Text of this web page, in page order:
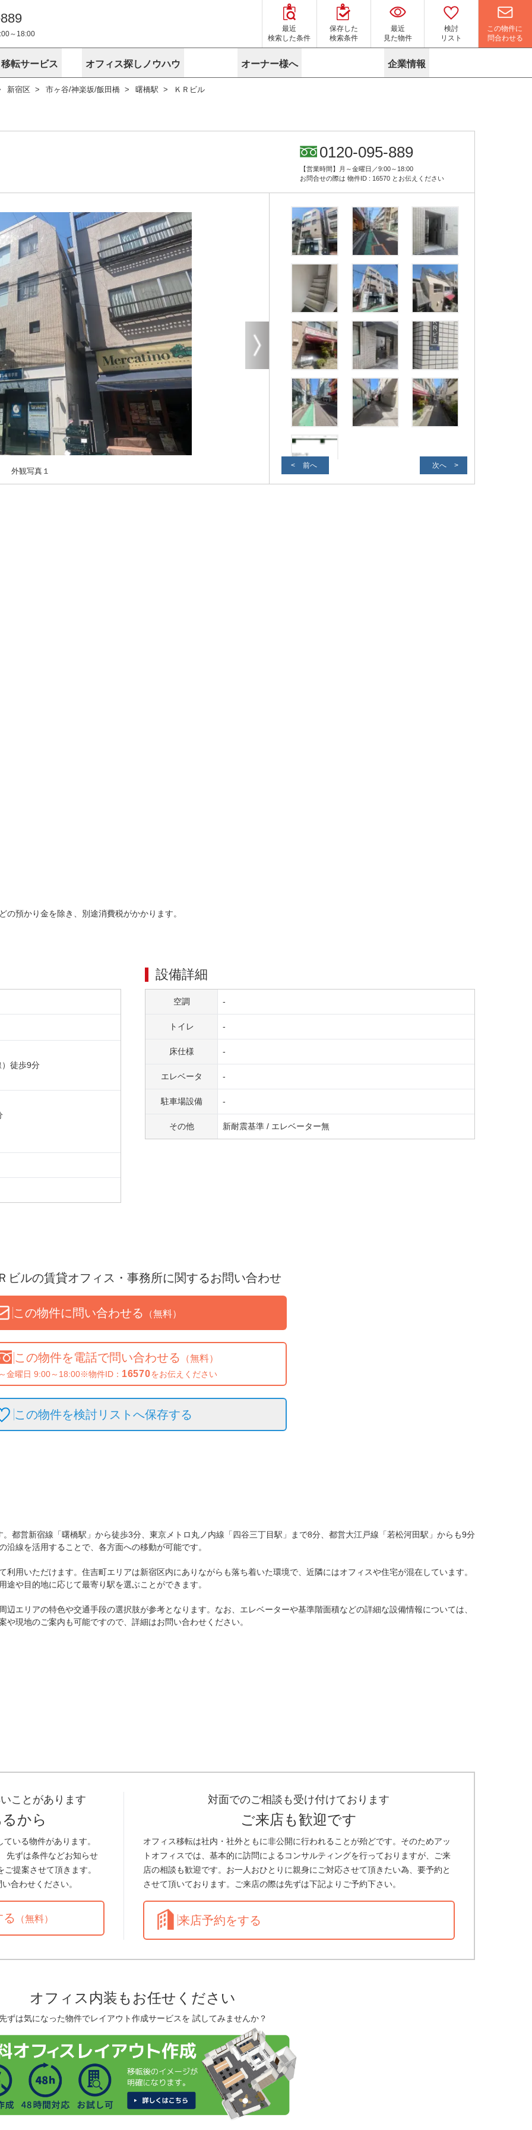
～18:00
最近
検索した条件
保存した
検索条件
最近
見た物件
検討
リスト
この物件に
問合わせる
ックを探す
埼玉
路線から探す
埼玉のクリニックを探す
路線から探す
千葉のクリニックを探す
路線から探す
こだわりから探す
地図から探す
名古屋のクリニックを探す
転サービス オフィス探しノウハウ
が選ばれる理由
ド オフィス移転に関するお役立ちコンテンツ
オーナー様へ
空室に
物件掲載依頼
蛍光灯の廃止に備えてLED化へ
企業情報
ビルアド ベンチャー.jp ベンチャー・フォーラム
新宿区 市ヶ谷/神楽坂/飯田橋 曙橋駅 ＫＲビル
0120-095-889
【営業時間】月～金曜日／9:00～18:00
お問合せの際は 物件ID : 16570 とお伝えください
外観写真１
前へ 次へ
預かり金を除き、別途消費税がかかります。
） 徒歩9分
設備詳細
空調 -
トイレ -
床仕様 -
エレベータ -
駐車場設備 -
その他 新耐震基準 / エレベーター無
ビルの賃貸オフィス・事務所に関するお問い合わせ
この物件に問い合わせる （無料）
この物件を電話で問い合わせる （無料）
金曜日 9:00～18:00※物件ID： 16570をお伝えください
この物件を検討リストへ保存する
都営新宿線「曙橋駅」から徒歩3分、東京メトロ丸ノ内線「四谷三丁目駅」まで8分、都営大江戸線「若松河田駅」からも9分
線を活用することで、各方面への移動が可能です。
用いただけます。住吉町エリアは新宿区内にありながらも落ち着いた環境で、近隣にはオフィスや住宅が混在しています。
や目的地に応じて最寄り駅を選ぶことができます。
エリアの特色や交通手段の選択肢が参考となります。なお、エレベーターや基準階面積などの詳細な設備情報については、
現地のご案内も可能ですので、詳細はお問い合わせください。
ことがあります
から
いる物件があります。
先ずは条件などお知らせ
提案させて頂きます。
合わせください。
る （無料）
対面でのご相談も受け付けております
ご来店も歓迎です
オフィス移転は社内・社外ともに非公開に行われることが殆どです。そのためアッ
トオフィスでは、基本的に訪問によるコンサルティングを行っておりますが、ご来
店の相談も歓迎です。お一人おひとりに親身にご対応させて頂きたい為、要予約と
させて頂いております。ご来店の際は先ずは下記よりご予約下さい。
来店予約をする
オフィス内装もお任せください
ずは気になった物件でレイアウト作成サービスを 試してみませんか？